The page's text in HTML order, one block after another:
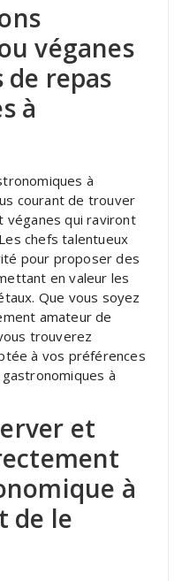
véganes
de repas
à
à
courant de trouver
véganes qui raviront
chefs talentueux
pour proposer des
en valeur les
Que vous soyez
amateur de
trouverez
à vos préférences
à
et
à
de le